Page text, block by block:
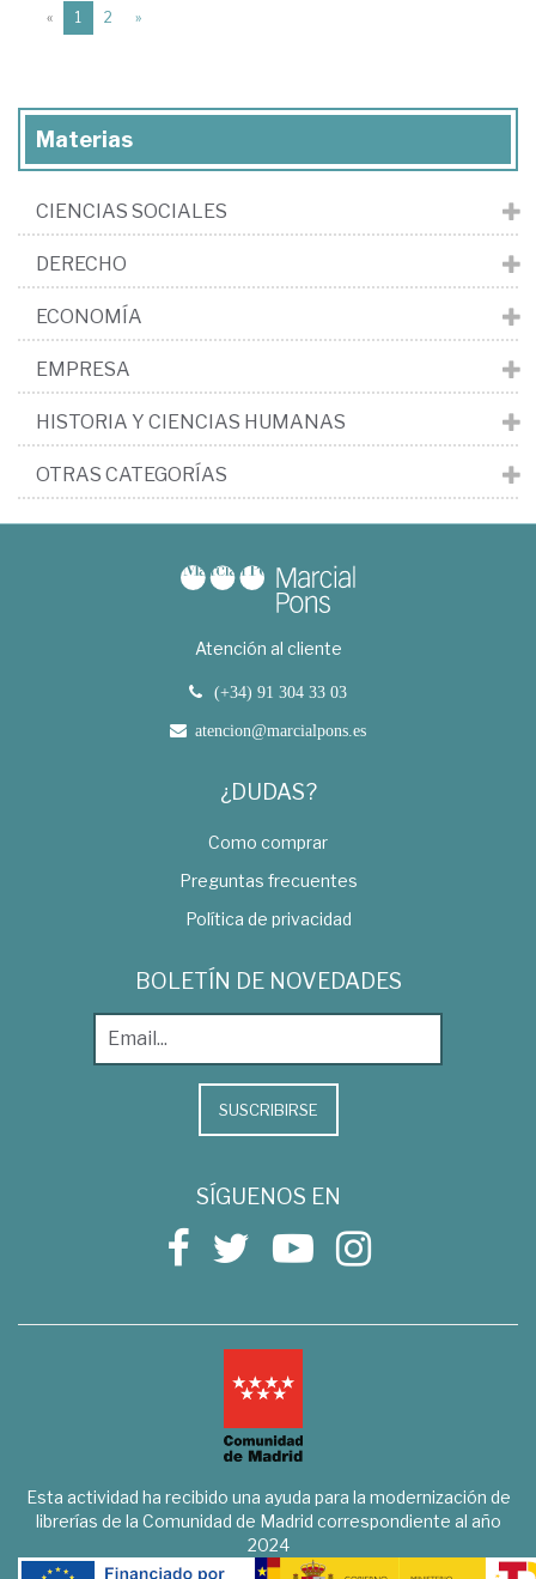
« 1 (current)
2 »
Materias
CIENCIAS SOCIALES
DERECHO
ECONOMÍA
EMPRESA
HISTORIA Y CIENCIAS HUMANAS
OTRAS CATEGORÍAS
Atención al cliente
(+34) 91 304 33 03
atencion@marcialpons.es
¿DUDAS?
Como comprar
Preguntas frecuentes
Política de privacidad
BOLETÍN DE NOVEDADES
SUSCRIBIRSE
SÍGUENOS EN
Esta actividad ha recibido una ayuda para la modernización de
librerías de la Comunidad de Madrid correspondiente al año
2024